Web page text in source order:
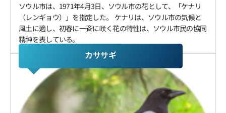
ソウル市は、1971年4月3日、ソウル市の花として、「ケナリ
（レンギョウ）」を指定した。 ケナリは、ソウル市の気候と
風土に適し、初春に一斉に咲く花の特性は、ソウル市民の協同
精神を表している。
カササギ